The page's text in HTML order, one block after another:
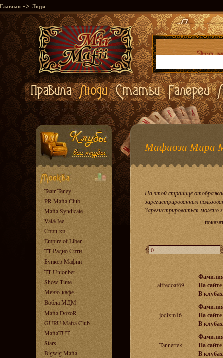
Главная -> Люди
Teatr Teney
PR Mafia Club
Mafia Syndicate
Val&Jee
Спич-ки
Empire of Liber
TT-Радио Сити
Бункер Мафии
TT-Unionbet
Show Time
Меню-кафе
Вобла МДМ
Mafia DozoR
GURU Mafia Club
MafiaTUT
Stars
Bigwig Mafia
Мафиози Мира
На этой странице
зарегистрированных
Зарегистрироваться можно
alfredoaf69
На сайте
В клубах
jodixm16
На сайте
В клубах
Tannertek
На сайте
В клубах